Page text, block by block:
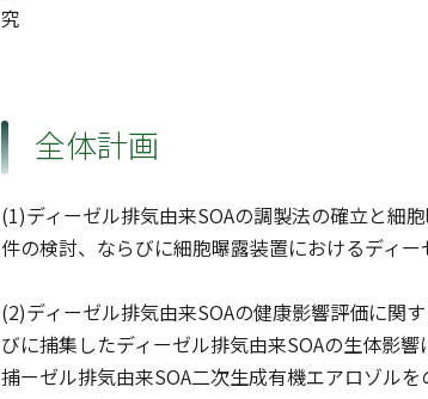
究
全体計画
(1)ディーゼル排気由来SOAの調製法の確立と細
件の検討、ならびに細胞曝露装置におけるディ
(2)ディーゼル排気由来SOAの健康影響評価に関
びに捕集したディーゼル排気由来SOAの生体影響
捕ーゼル排気由来SOA二次生成有機エアロゾル